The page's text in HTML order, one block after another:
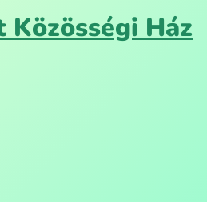
Közösségi Ház